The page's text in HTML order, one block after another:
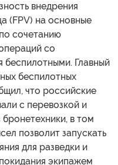
внедрения
(FPV) на основные
сочетанию
со
Главный
беспилотных
что российские
с перевозкой и
в том
позволит запускать
для разведки и
экипажем